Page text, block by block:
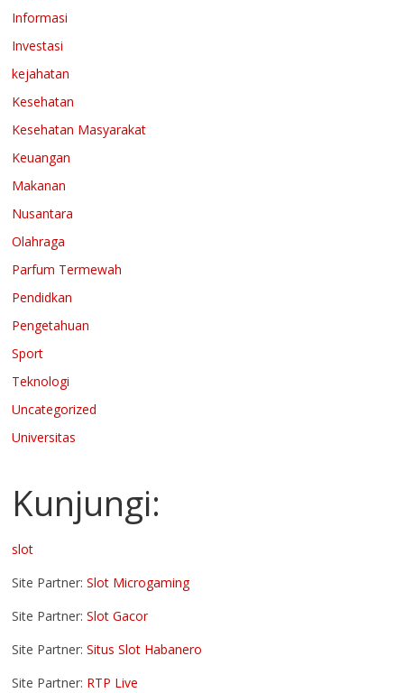
Informasi
Investasi
kejahatan
Kesehatan
Kesehatan Masyarakat
Keuangan
Makanan
Nusantara
Olahraga
Parfum Termewah
Pendidkan
Pengetahuan
Sport
Teknologi
Uncategorized
Universitas
Kunjungi:
slot
Site Partner:Slot Microgaming
Site Partner:Slot Gacor
Site Partner:Situs Slot Habanero
Site Partner: RTP Live